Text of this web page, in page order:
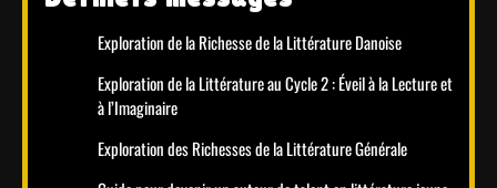
Exploration de la Richesse de la Littérature Danoise
Exploration de la Littérature au Cycle 2 : Éveil à la Lecture et
à l’Imaginaire
Exploration des Richesses de la Littérature Générale